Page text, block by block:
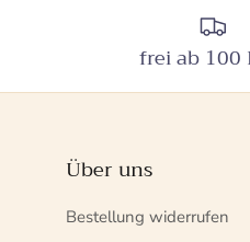
frei ab 100
Über uns
Bestellung widerrufen